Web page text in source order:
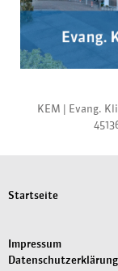
KEM | Evang.
Startseite
Impressum
Datenschutzerklärung